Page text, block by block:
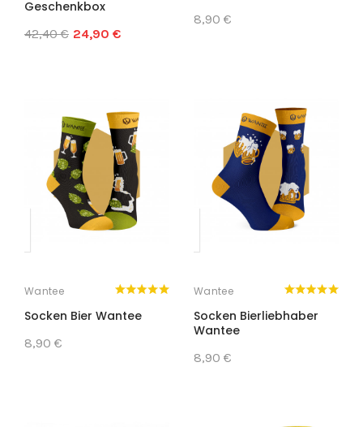
Geschenkbox
42,40 € 24,90 €
8,90 €
Wantee
Socken Bier Wantee
8,90 €
Wantee
Socken Bierliebhaber
Wantee
8,90 €